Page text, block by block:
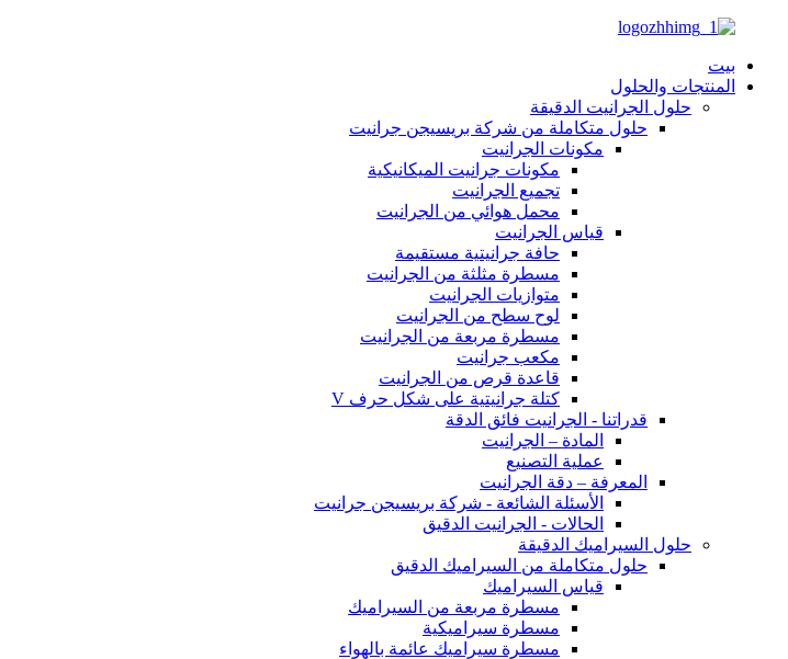
بيت
المنتجات والحلول
حلول الجرانيت الدقيقة
حلول متكاملة من شركة بريسيجن جرانيت
مكونات الجرانيت
مكونات جرانيت الميكانيكية
تجميع الجرانيت
محمل هوائي من الجرانيت
قياس الجرانيت
حافة جرانيتية مستقيمة
مسطرة مثلثة من الجرانيت
متوازيات الجرانيت
لوح سطح من الجرانيت
مسطرة مربعة من الجرانيت
مكعب جرانيت
قاعدة قرص من الجرانيت
كتلة جرانيتية على شكل حرف V
قدراتنا - الجرانيت فائق الدقة
المادة – الجرانيت
عملية التصنيع
المعرفة – دقة الجرانيت
الأسئلة الشائعة - شركة بريسيجن جرانيت
الحالات - الجرانيت الدقيق
حلول السيراميك الدقيقة
حلول متكاملة من السيراميك الدقيق
قياس السيراميك
مسطرة مربعة من السيراميك
مسطرة سيراميكية
مسطرة سيراميك عائمة بالهواء